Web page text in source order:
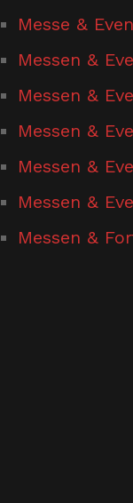
Messe &
Messen &
Messen &
Messen &
Messen &
Messen &
Messen &